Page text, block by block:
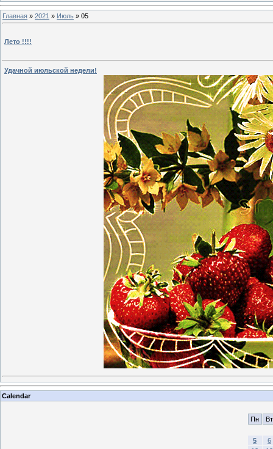
Главная » 2021 » Июль » 05
Лето !!!!
Удачной июльской недели!
Calendar
Пн Вт
5
6